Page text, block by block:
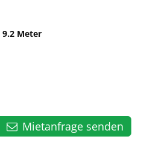
9.2 Meter
Mietanfrage senden